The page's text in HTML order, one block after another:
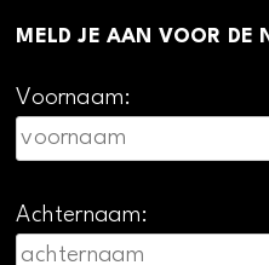
MELD JE AAN VOOR DE
Voornaam:
Achternaam: